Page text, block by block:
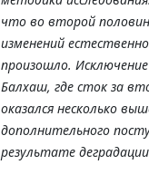
что во второй
изменений
произошло.
Балхаш, где сток за
оказался несколько
дополнительного
результате